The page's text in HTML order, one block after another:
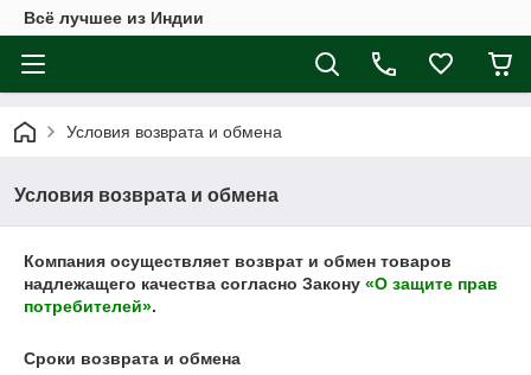
Всё лучшее из Индии
Условия возврата и обмена
Условия возврата и обмена
Компания осуществляет возврат и обмен товаров
надлежащего качества согласно Закону «О защите прав
потребителей».
Сроки возврата и обмена